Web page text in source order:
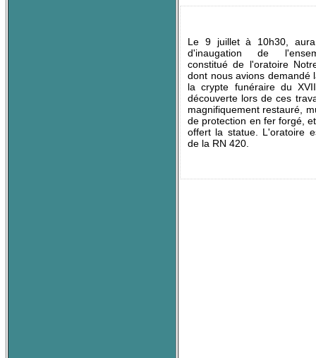
Le 9 juillet à 10h30,
d'inaugation de
constitué de l'oratoire
dont nous avions demandé
la crypte funéraire du
découverte lors de ces
magnifiquement restauré,
de protection en fer forgé,
offert la statue. L'oratoire
de la RN 420.